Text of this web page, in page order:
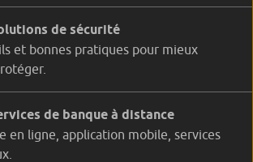
de sécurité
et bonnes pratiques pour mieux
de banque à distance
en ligne, application mobile, services